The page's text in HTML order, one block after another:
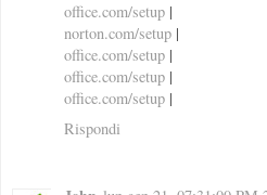
office.com/setup |
norton.com/setup |
office.com/setup |
office.com/setup |
office.com/setup |
Rispondi